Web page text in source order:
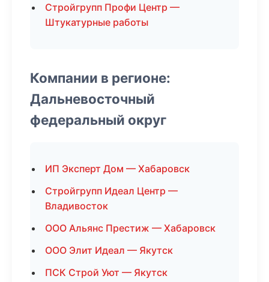
Стройгрупп Профи Центр —
Штукатурные работы
Компании в регионе:
Дальневосточный
федеральный округ
ИП Эксперт Дом — Хабаровск
Стройгрупп Идеал Центр —
Владивосток
ООО Альянс Престиж — Хабаровск
ООО Элит Идеал — Якутск
ПСК Строй Уют — Якутск